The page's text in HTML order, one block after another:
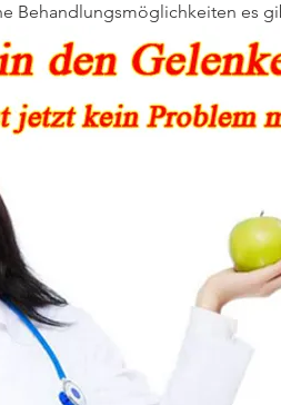
Behandlungsmöglichkeiten es